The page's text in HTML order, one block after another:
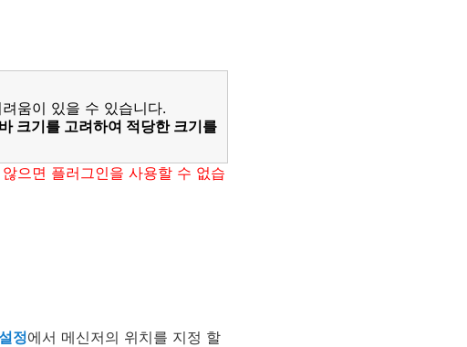
움이 있을 수 있습니다.
크기를 고려하여 적당한 크기를
으면 플러그인을 사용할 수 없습
정에서 메신저의 위치를 지정 할